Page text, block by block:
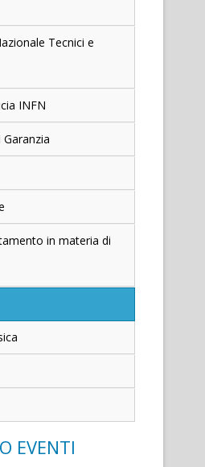
Tecnici e
INFN
in materia di
EVENTI